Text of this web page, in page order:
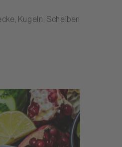
Kugeln, Scheiben